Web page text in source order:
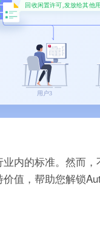
内的标准。然而，
值，帮助您解锁